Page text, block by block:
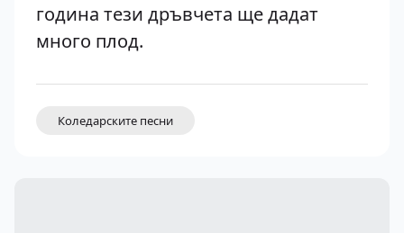
година тези дръвчета ще дадат
много плод.
Коледарските песни